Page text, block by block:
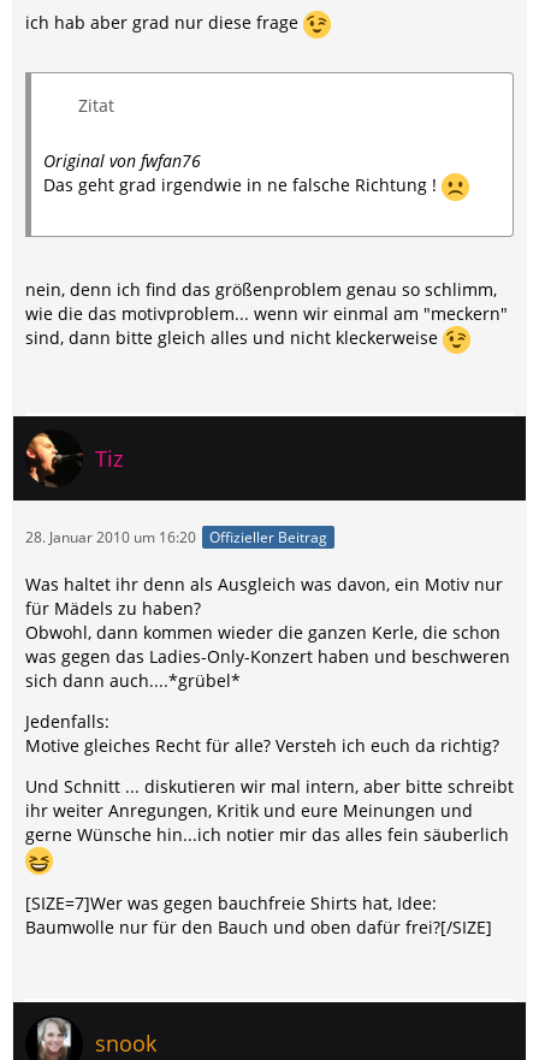
ich hab aber grad nur diese frage
Zitat
Original von fwfan76
Das geht grad irgendwie in ne falsche Richtung !
nein, denn ich find das größenproblem genau so schlimm,
wie die das motivproblem... wenn wir einmal am "meckern"
sind, dann bitte gleich alles und nicht kleckerweise
Tiz
28. Januar 2010 um 16:20 Offizieller Beitrag
Was haltet ihr denn als Ausgleich was davon, ein Motiv nur
für Mädels zu haben?
Obwohl, dann kommen wieder die ganzen Kerle, die schon
was gegen das Ladies-Only-Konzert haben und beschweren
sich dann auch....*grübel*
Jedenfalls:
Motive gleiches Recht für alle? Versteh ich euch da richtig?
Und Schnitt ... diskutieren wir mal intern, aber bitte schreibt
ihr weiter Anregungen, Kritik und eure Meinungen und
gerne Wünsche hin...ich notier mir das alles fein säuberlich
[SIZE=7]Wer was gegen bauchfreie Shirts hat, Idee:
Baumwolle nur für den Bauch und oben dafür frei?[/SIZE]
snook